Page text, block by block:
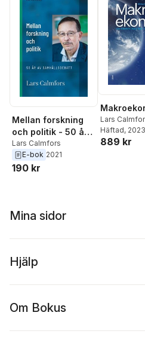
Mellan forskning
och politik - 50 år
av samhällsdebatt
Lars Calmfors
E-bok 2021
190 kr
Lars
Flam,John
Krusell
Häftad, 2023
889 kr
Mina sidor
Hjälp
Om Bokus